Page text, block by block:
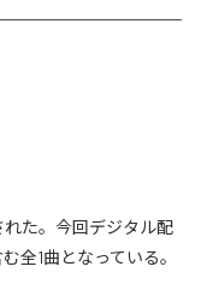
れた。今回デジタル配
全1曲となっている。